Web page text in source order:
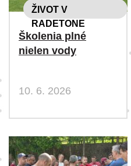
ŽIVOT V
RADETONE
Školenia plné
nielen vody
10. 6. 2026